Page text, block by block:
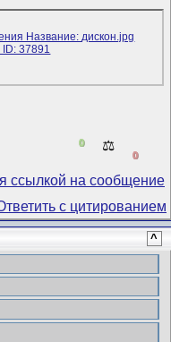
0 ⚖️
0
^